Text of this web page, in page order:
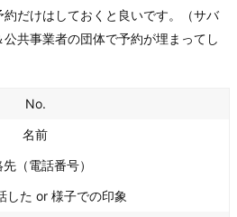
だけはしておくと良いです。（サバ
共事業者の団体で予約が埋まってし
No.
名前
（電話番号）
した or 様子での印象